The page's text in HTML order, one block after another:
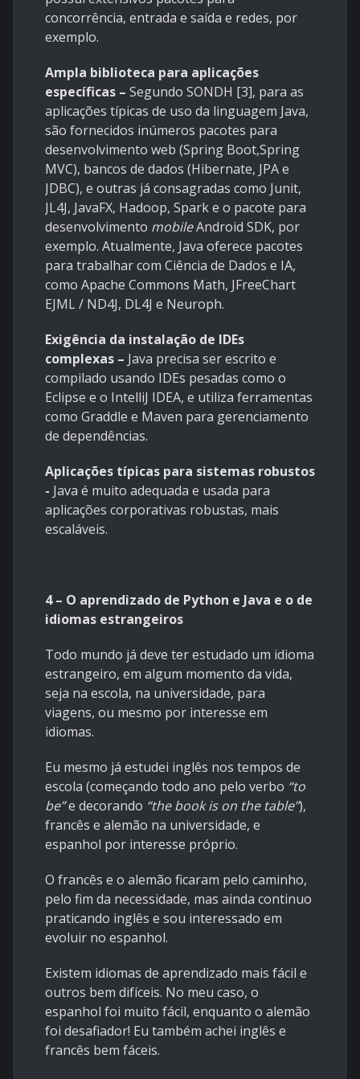
concorrência, entrada e saída e redes, por
exemplo.
Ampla biblioteca para aplicações
específicas – Segundo SONDH [3], para as
aplicações típicas de uso da linguagem Java,
são fornecidos inúmeros pacotes para
desenvolvimento web (Spring Boot,Spring
MVC), bancos de dados (Hibernate, JPA e
JDBC), e outras já consagradas como Junit,
JL4J, JavaFX, Hadoop, Spark e o pacote para
desenvolvimento mobileAndroid SDK, por
exemplo. Atualmente, Java oferece pacotes
para trabalhar com Ciência de Dados e IA,
como Apache Commons Math, JFreeChart
EJML / ND4J, DL4J e Neuroph.
Exigência da instalação de IDEs
complexas – Java precisa ser escrito e
compilado usando IDEs pesadas como o
Eclipse e o IntelliJ IDEA, e utiliza ferramentas
como Graddle e Maven para gerenciamento
de dependências.
Aplicações típicas para sistemas robustos
- Java é muito adequada e usada para
aplicações corporativas robustas, mais
escaláveis.
4 – O aprendizado de Python e Java e o de
idiomas estrangeiros
Todo mundo já deve ter estudado um idioma
estrangeiro, em algum momento da vida,
seja na escola, na universidade, para
viagens, ou mesmo por interesse em
idiomas.
Eu mesmo já estudei inglês nos tempos de
escola (começando todo ano pelo verbo “to
be”e decorando “the book is on the table”),
francês e alemão na universidade, e
espanhol por interesse próprio.
O francês e o alemão ficaram pelo caminho,
pelo fim da necessidade, mas ainda continuo
praticando inglês e sou interessado em
evoluir no espanhol.
Existem idiomas de aprendizado mais fácil e
outros bem difíceis. No meu caso, o
espanhol foi muito fácil, enquanto o alemão
foi desafiador! Eu também achei inglês e
francês bem fáceis.